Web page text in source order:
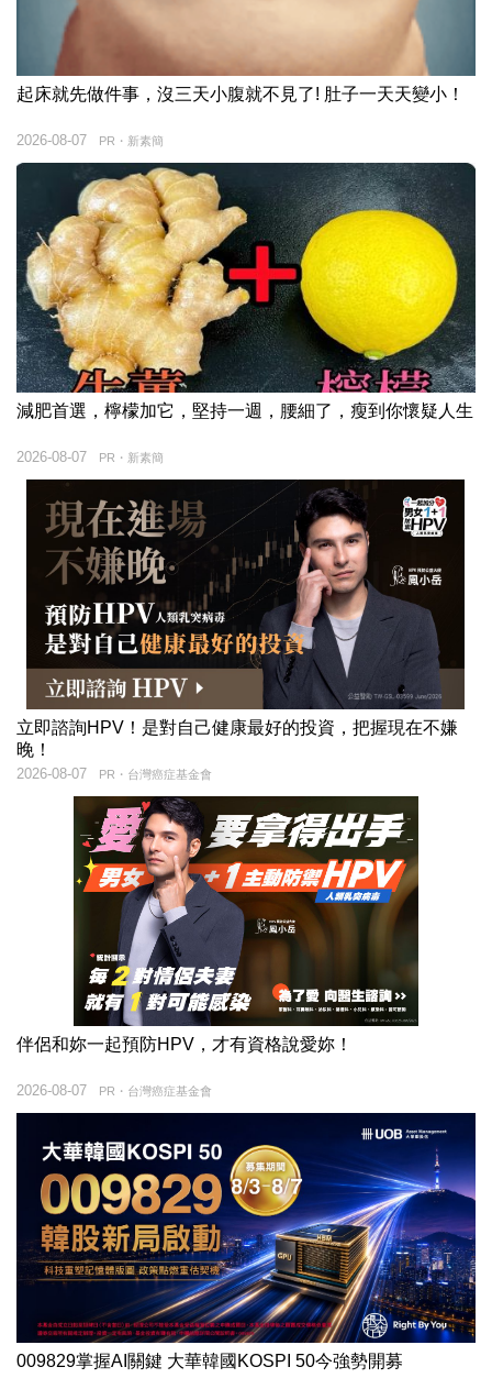
起床就先做件事，沒三天小腹就不見了! 肚子一天天變小！
PR・新素簡
2026-08-07
減肥首選，檸檬加它，堅持一週，腰細了，瘦到你懷疑人生
PR・新素簡
2026-08-07
立即諮詢HPV！是對自己健康最好的投資，把握現在不嫌
晚！
PR・台灣癌症基金會
2026-08-07
伴侶和妳一起預防HPV，才有資格說愛妳！
PR・台灣癌症基金會
2026-08-07
009829掌握AI關鍵 大華韓國KOSPI 50今強勢開募